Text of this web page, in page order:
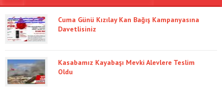
Cuma Günü Kızılay Kan Bağış Kampanyasına
Davetlisiniz
Kasabamız Kayabaşı Mevki Alevlere Teslim
Oldu